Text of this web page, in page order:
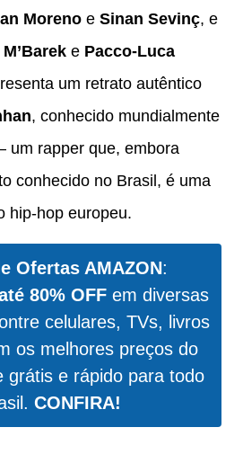
Moreno e Sinan Sevinç, e
e Pacco-Luca
um retrato autêntico
, conhecido mundialmente
um rapper que, embora
conhecido no Brasil, é uma
hip-hop europeu.
Ofertas AMAZON:
80% OFFem diversas
celulares, TVs, livros
os melhores preços do
grátis e rápido para todo
CONFIRA!